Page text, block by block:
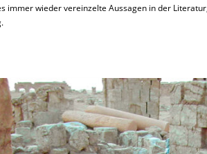
immer wieder vereinzelte Aussagen in der